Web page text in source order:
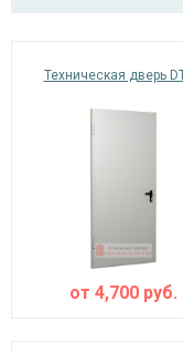
+7
Техническая дверь
от 4,700 руб.